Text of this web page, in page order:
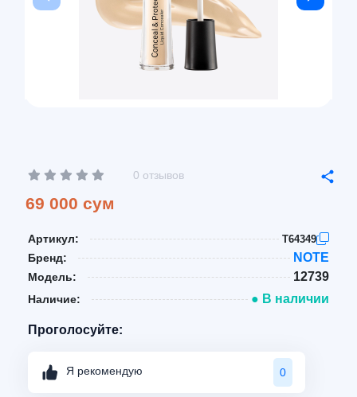
0 отзывов
69 000 сум
Артикул: T64349
Бренд: NOTE
Модель: 12739
Наличие: ● В наличии
Проголосуйте:
Я рекомендую 0